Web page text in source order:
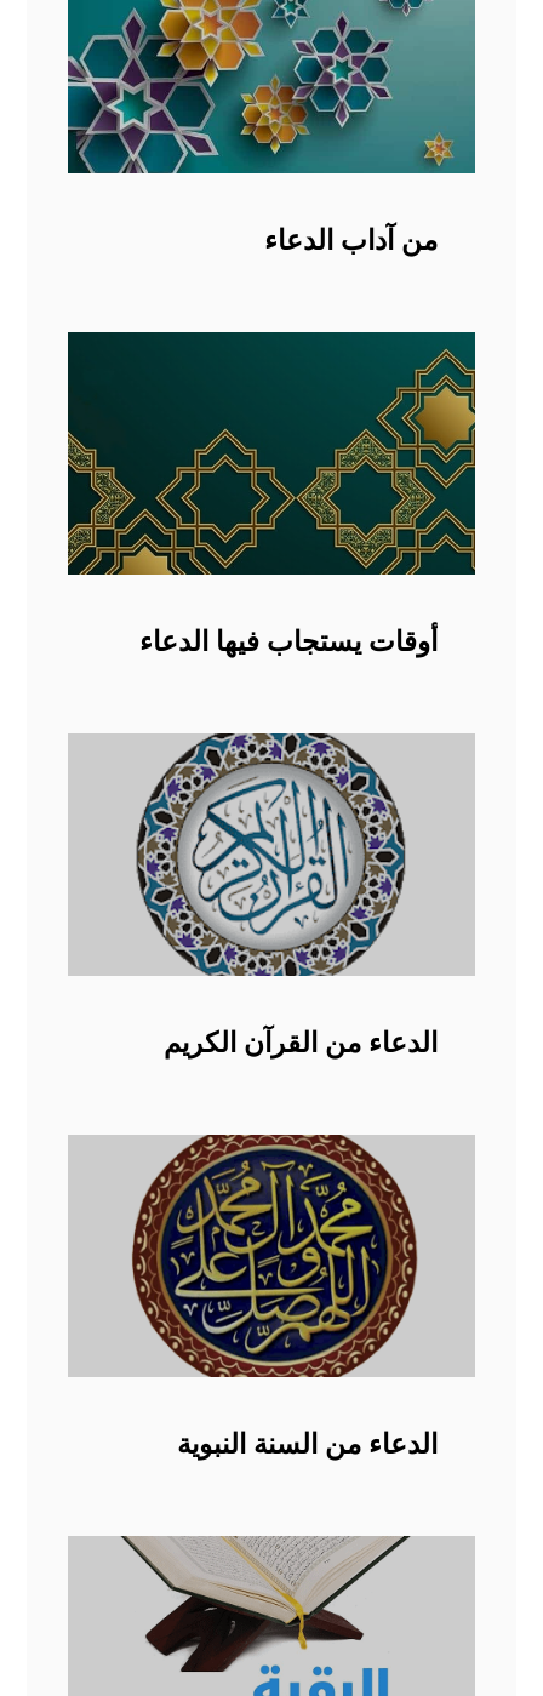
من آداب الدعاء
أوقات يستجاب فيها الدعاء
الدعاء من القرآن الكريم
الدعاء من السنة النبوية